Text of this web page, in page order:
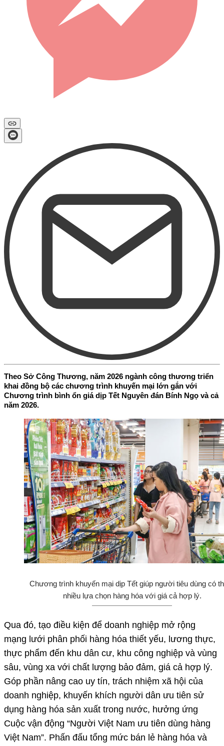
Theo Sở Công Thương, năm 2026 ngành công thương triển
khai đồng bộ các chương trình khuyến mại lớn gắn với
Chương trình bình ổn giá dịp Tết Nguyên đán Bính Ngọ và cả
năm 2026.
Chương trình khuyến mại dịp Tết giúp người tiêu dùng có
nhiều lựa chọn hàng hóa với giá cả hợp lý.
Qua đó, tạo điều kiện để doanh nghiệp mở rộng
mạng lưới phân phối hàng hóa thiết yếu, lương thực,
thực phẩm đến khu dân cư, khu công nghiệp và vùng
sâu, vùng xa với chất lượng bảo đảm, giá cả hợp lý.
Góp phần nâng cao uy tín, trách nhiệm xã hội của
doanh nghiệp, khuyến khích người dân ưu tiên sử
dụng hàng hóa sản xuất trong nước, hưởng ứng
Cuộc vận động “Người Việt Nam ưu tiên dùng hàng
Việt Nam”. Phấn đấu tổng mức bán lẻ hàng hóa và